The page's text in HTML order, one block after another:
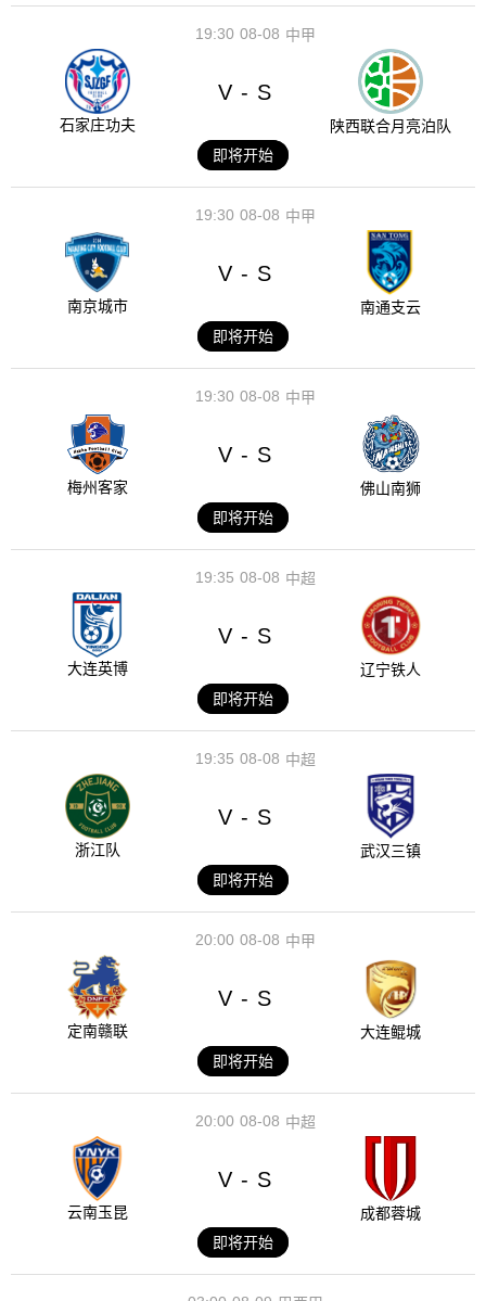
08-08
19:30 中甲
石家庄功夫
V - S
陕西联合月亮泊队
即将开始
08-08
19:30 中甲
南京城市
V - S
南通支云
即将开始
08-08
19:30 中甲
梅州客家
V - S
佛山南狮
即将开始
08-08
19:35 中超
大连英博
V - S
辽宁铁人
即将开始
08-08
19:35 中超
浙江队
V - S
武汉三镇
即将开始
08-08
20:00 中甲
定南赣联
V - S
大连鲲城
即将开始
08-08
20:00 中超
云南玉昆
V - S
成都蓉城
即将开始